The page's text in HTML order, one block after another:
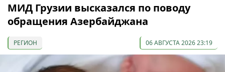
МИД Грузии высказался по поводу
обращения Азербайджана
РЕГИОН 06 АВГУСТА 2026 23:19